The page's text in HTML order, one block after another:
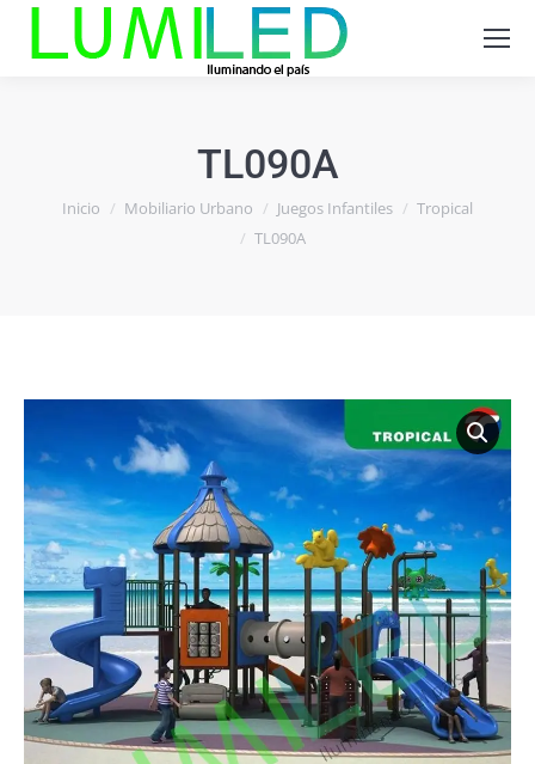
TL090A
Estás aquí:
Inicio Mobiliario Urbano Juegos Infantiles
Tropical
TL090A